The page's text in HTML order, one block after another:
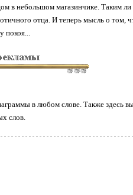
в небольшом магазинчике. Таким
отца. И теперь мысль о том,
покоя...
в любом слове. Также здесь
слов.